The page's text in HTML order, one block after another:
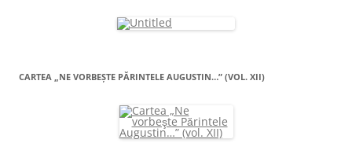
CARTEA „NE VORBEŞTE PĂRINTELE AUGUSTIN…” (VOL. XII)